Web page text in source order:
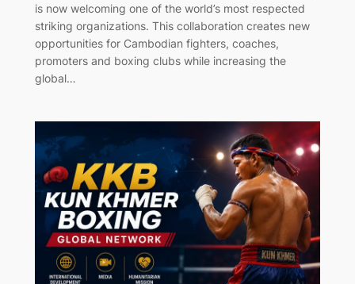
is now welcoming one of the world’s most respected
striking organizations. This collaboration creates new
opportunities for Cambodian fighters, coaches,
promoters and boxing clubs while increasing the
global…